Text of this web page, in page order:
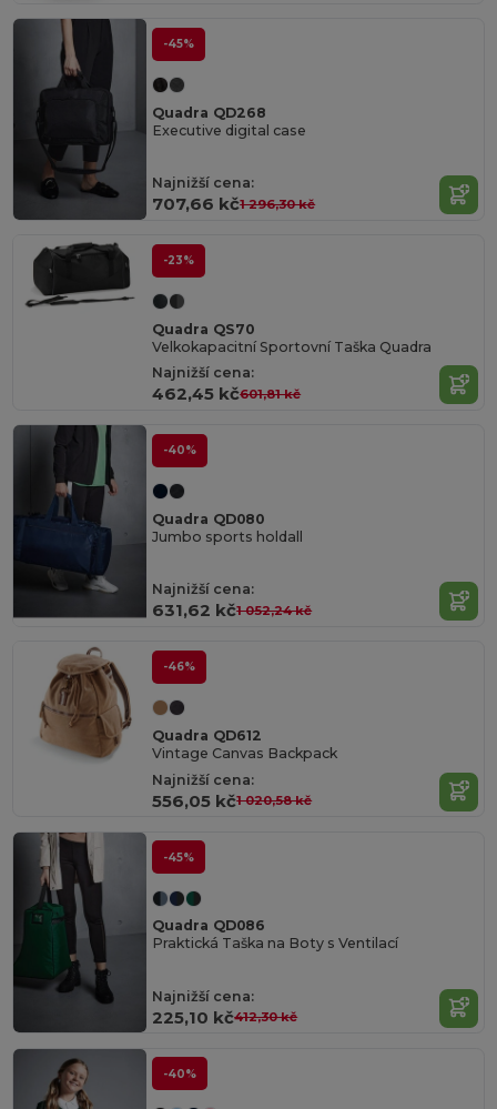
-45%
Quadra QD268
Executive digital case
Najnižší cena:
707,66 kč1 296,30 kč
-23%
Quadra QS70
Velkokapacitní Sportovní Taška Quadra
Najnižší cena:
462,45 kč601,81 kč
-40%
Quadra QD080
Jumbo sports holdall
Najnižší cena:
631,62 kč1 052,24 kč
-46%
Quadra QD612
Vintage Canvas Backpack
Najnižší cena:
556,05 kč1 020,58 kč
-45%
Quadra QD086
Praktická Taška na Boty s Ventilací
Najnižší cena:
225,10 kč412,30 kč
-40%